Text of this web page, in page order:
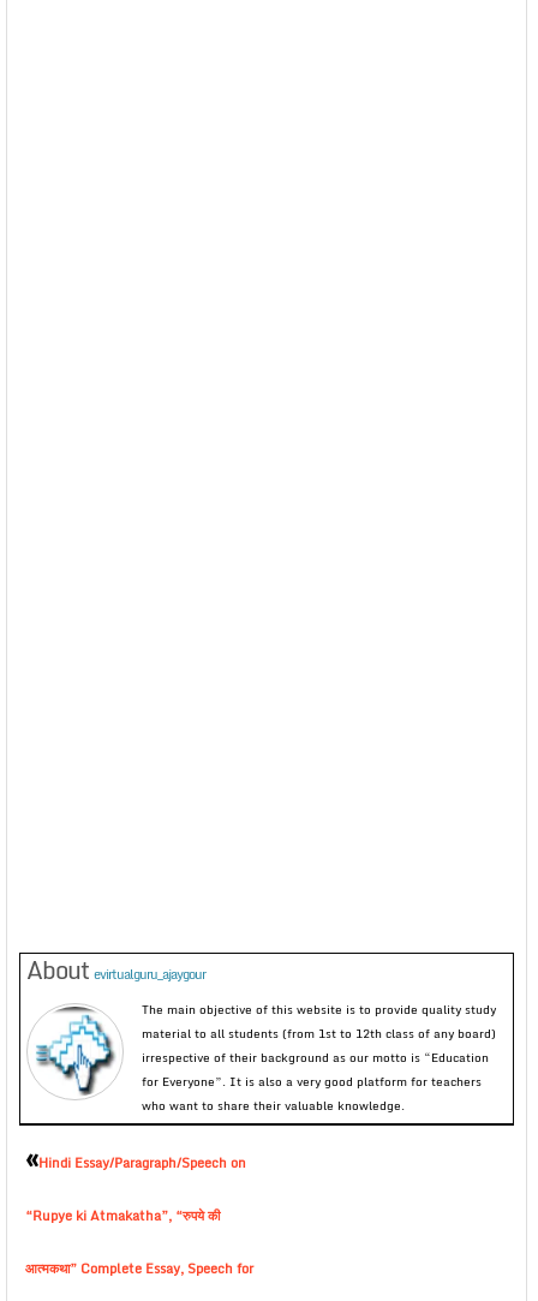
About evirtualguru_ajaygour
The main objective of this website is to provide quality study
material to all students (from 1st to 12th class of any board)
irrespective of their background as our motto is “Education
for Everyone”. It is also a very good platform for teachers
who want to share their valuable knowledge.
«Hindi Essay/Paragraph/Speech on
“Rupye ki Atmakatha”, “रुपये की
आत्मकथा” Complete Essay, Speech for